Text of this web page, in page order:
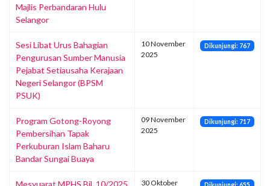
Majlis Perbandaran Hulu
Selangor
Sesi Libat Urus Bahagian
Pengurusan Sumber Manusia
Pejabat Setiausaha Kerajaan
Negeri Selangor (BPSM
PSUK)
10 November
2025
Dikunjungi: 767
Program Gotong-Royong
Pembersihan Tapak
Perkuburan Islam Baharu
Bandar Sungai Buaya
09 November
2025
Dikunjungi: 717
Mesyuarat MPHS Bil. 10/2025
30 Oktober